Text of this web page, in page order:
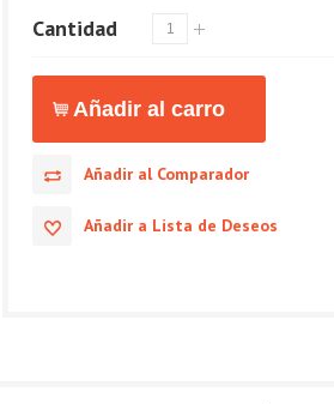
Cantidad
Añadir al Comparador
Añadir a Lista de Deseos